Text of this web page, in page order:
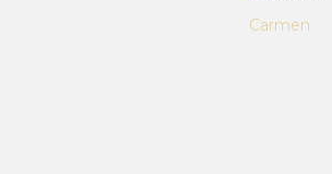
Carmen